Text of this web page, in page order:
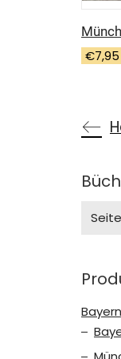
€7,95
for: